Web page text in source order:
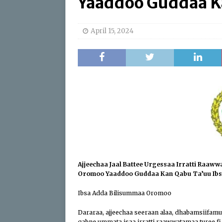
[ July 24, 2026 ]
IBSA
April 15, 2024
Ajjeechaa Jaal Battee Urgessaa Irratti
Oromoo Yaaddoo Guddaa Kan Qabu Ta’uu
Ibsa Adda Bilisummaa Oromoo
Dararaa, ajjeechaa seeraan alaa,